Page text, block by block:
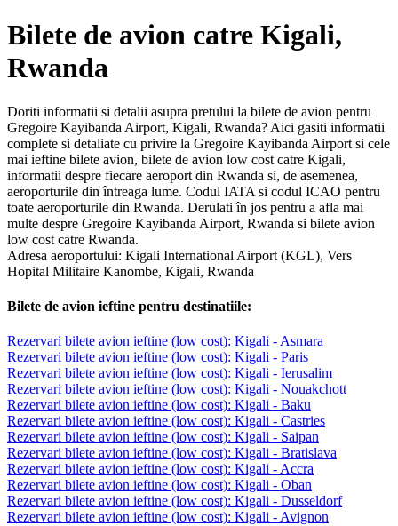
Bilete de avion catre Kigali,
Rwanda
Doriti informatii si detalii asupra pretului la bilete de avion pentru
Gregoire Kayibanda Airport, Kigali, Rwanda? Aici gasiti informatii
complete si detaliate cu privire la Gregoire Kayibanda Airport si cele
mai ieftine bilete avion, bilete de avion low cost catre Kigali,
informatii despre fiecare aeroport din Rwanda si, de asemenea,
aeroporturile din întreaga lume. Codul IATA si codul ICAO pentru
toate aeroporturile din Rwanda. Derulati în jos pentru a afla mai
multe despre Gregoire Kayibanda Airport, Rwanda si bilete avion
low cost catre Rwanda.
Adresa aeroportului: Kigali International Airport (KGL), Vers
Hopital Militaire Kanombe, Kigali, Rwanda
Bilete de avion ieftine pentru destinatiile:
Rezervari bilete avion ieftine (low cost): Kigali - Asmara
Rezervari bilete avion ieftine (low cost): Kigali - Paris
Rezervari bilete avion ieftine (low cost): Kigali - Ierusalim
Rezervari bilete avion ieftine (low cost): Kigali - Nouakchott
Rezervari bilete avion ieftine (low cost): Kigali - Baku
Rezervari bilete avion ieftine (low cost): Kigali - Castries
Rezervari bilete avion ieftine (low cost): Kigali - Saipan
Rezervari bilete avion ieftine (low cost): Kigali - Bratislava
Rezervari bilete avion ieftine (low cost): Kigali - Accra
Rezervari bilete avion ieftine (low cost): Kigali - Oban
Rezervari bilete avion ieftine (low cost): Kigali - Dusseldorf
Rezervari bilete avion ieftine (low cost): Kigali - Avignon